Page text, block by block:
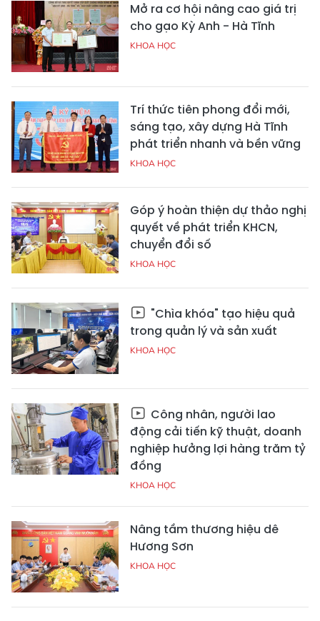
Mở ra cơ hội nâng cao giá trị
cho gạo Kỳ Anh - Hà Tĩnh
KHOA HỌC
Trí thức tiên phong đổi mới,
sáng tạo, xây dựng Hà Tĩnh
phát triển nhanh và bền vững
KHOA HỌC
Góp ý hoàn thiện dự thảo nghị
quyết về phát triển KHCN,
chuyển đổi số
KHOA HỌC
"Chìa khóa" tạo hiệu quả
trong quản lý và sản xuất
KHOA HỌC
Công nhân, người lao
động cải tiến kỹ thuật, doanh
nghiệp hưởng lợi hàng trăm tỷ
đồng
KHOA HỌC
Nâng tầm thương hiệu dê
Hương Sơn
KHOA HỌC